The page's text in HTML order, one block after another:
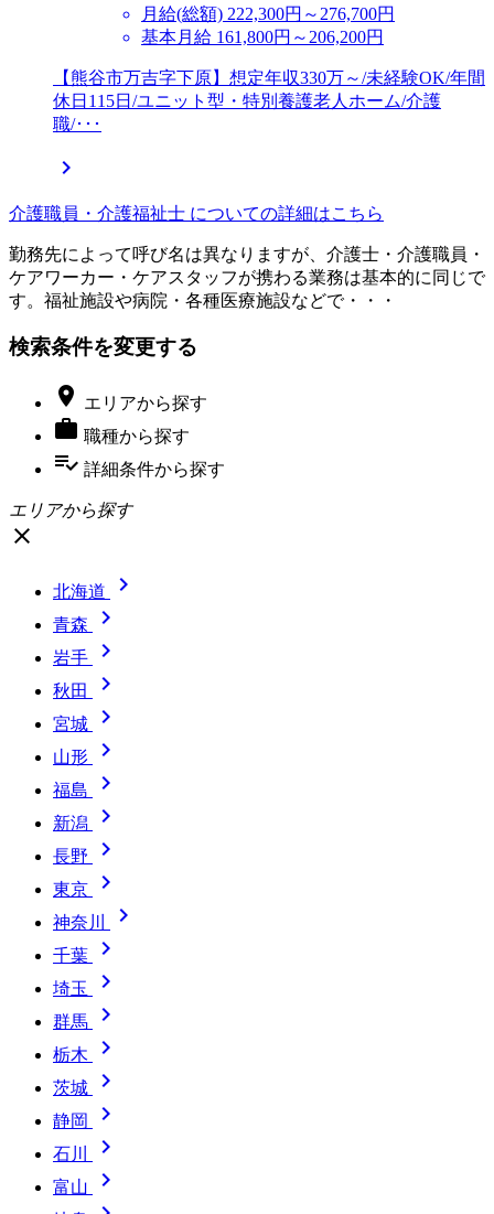
月給(総額) 222,300円～276,700円
基本月給 161,800円～206,200円
【熊谷市万吉字下原】想定年収330万～/未経験OK/年間
休日115日/ユニット型・特別養護老人ホーム/介護
職/･･･

介護職員・介護福祉士 についての詳細はこちら
勤務先によって呼び名は異なりますが、介護士・介護職員・
ケアワーカー・ケアスタッフが携わる業務は基本的に同じで
す。福祉施設や病院・各種医療施設などで・・・
検索条件を変更する
 エリアから探す
 職種から探す
playlist_add_check 詳細条件から探す
エリアから探す
close
北海道 
青森 
岩手 
秋田 
宮城 
山形 
福島 
新潟 
長野 
東京 
神奈川 
千葉 
埼玉 
群馬 
栃木 
茨城 
静岡 
石川 
富山 